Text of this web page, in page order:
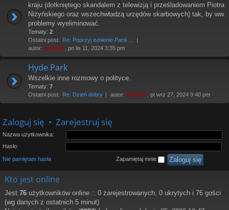
kraju (dotkniętego skandalem z telewizją i prześladowaniem Piotra
Niżyńskiego oraz wszechwładzą urzędów skarbowych) tak, by ww.
problemy wyeliminować.
Tematy: 2
Ostatni post: Re: Poprzyj istnienie Partii …
autor: piotrniz , pn lis 11, 2024 3:35 pm
Hyde Park
Wszelkie inne rozmowy o polityce.
Tematy: 7
Ostatni post: Re: Dzień dobry autor: piotrniz , pt wrz 27, 2024 9:40 pm
Zaloguj się • Zarejestruj się
Nazwa użytkownika:
Hasło:
Nie pamiętam hasła Zapamiętaj mnie
Kto jest online
Jest 76 użytkowników online :: 0 zarejestrowanych, 0 ukrytych i 76 gości
(wg danych z ostatnich 5 minut)